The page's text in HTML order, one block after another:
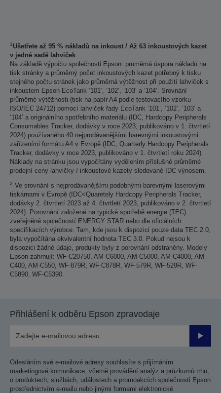
1 Ušetřete až 95 % nákladů na inkoust / Až 63 inkoustových kazet
v jedné sadě lahviček
Na základě výpočtu společnosti Epson: průměrná úspora nákladů na
tisk stránky a průměrný počet inkoustových kazet potřebný k tisku
stejného počtu stránek jako průměrná výtěžnost při použití lahviček s
inkoustem Epson EcoTank ‘101’, ‘102’, ‘103’ a ‘104’. Srovnání
průměrné výtěžnosti (tisk na papír A4 podle testovacího vzorku
ISO/IEC 24712) pomocí lahviček řady EcoTank ’101’, ‘102’, ‘103’ a
‘104’ a originálního spotřebního materiálu (IDC, Hardcopy Peripherals
Consumables Tracker, dodávky v roce 2023, publikováno v 1. čtvrtletí
2024) používaného 40 nejprodávanějšími barevnými inkoustovými
zařízeními formátu A4 v Evropě (IDC, Quarterly Hardcopy Peripherals
Tracker, dodávky v roce 2023, publikováno v 1. čtvrtletí roku 2024).
Náklady na stránku jsou vypočítány vydělením příslušné průměrné
prodejní ceny lahvičky / inkoustové kazety sledované IDC výnosem.
2 Ve srovnání s nejprodávanějšími podobnými barevnými laserovými
tiskárnami v Evropě (IDC<Quaretely Hardcopy Peripherals Tracker,
dodávky 2. čtvrtletí 2023 až 4. čtvrtletí 2023, publikováno v 2. čtvrtletí
2024). Porovnání založené na typické spotřebě energie (TEC)
zveřejněné společností ENERGY STAR nebo dle oficiálních
specifikacích výrobce. Tam, kde jsou k dispozici pouze data TEC 2.0,
byla vypočítána ekvivalentní hodnota TEC 3.0. Pokud nejsou k
dispozici žádné údaje, produkty byly z porovnání odstraněny. Modely
Epson zahrnují: WF-C20750, AM-C6000, AM-C5000, AM-C4000, AM-
C400, AM-C550, WF-879R, WF-C878R, WF-579R, WF-529R, WF-
C5890, WF-C5390.
Přihlášení k odběru Epson zpravodaje
Odesláním své e-mailové adresy souhlasíte s přijímáním
marketingové komunikace, včetně provádění analýz a průzkumů trhu,
o produktech, službách, událostech a promoakcích společnosti Epson
prostřednictvím e-mailu nebo jinými formami elektronické